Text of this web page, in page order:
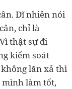
Dĩ nhiên nói
chỉ là
thật sự đi
kiểm soát
lăn xả thì
mình làm tốt,